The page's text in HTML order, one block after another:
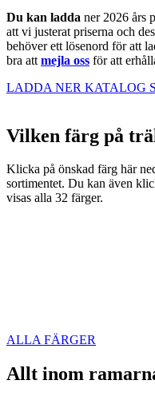
Du kan ladda ner 2026 års
att vi justerat priserna och
behöver ett lösenord för att
bra att mejla oss för att
LADDA NER KATALOG
Vilken färg på
Klicka på önskad färg här
sortimentet. Du kan även
visas alla 32 färger.
ALLA FÄRGER
Allt inom